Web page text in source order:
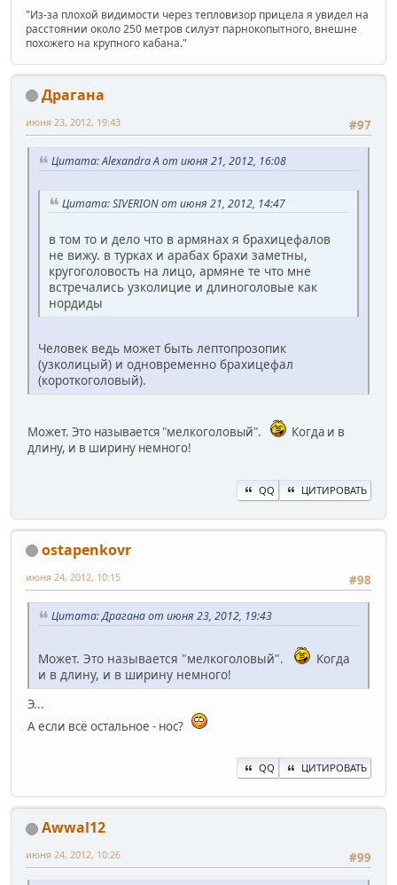
"Из-за плохой видимости через тепловизор прицела я увидел на
расстоянии около 250 метров силуэт парнокопытного, внешне
похожего на крупного кабана."
Драгана
#97
июня 23, 2012, 19:43
Цитата: Alexandra A от июня 21, 2012, 16:08
Цитата: SIVERION от июня 21, 2012, 14:47
в том то и дело что в армянах я брахицефалов
не вижу. в турках и арабах брахи заметны,
кругоголовость на лицо, армяне те что мне
встречались узколицие и длиноголовые как
нордиды
Человек ведь может быть лептопрозопик
(узколицый) и одновременно брахицефал
(короткоголовый).
Может. Это называется "мелкоголовый".
Когда и в
длину, и в ширину немного!
QQ ЦИТИРОВАТЬ
ostapenkovr
#98
июня 24, 2012, 10:15
Цитата: Драгана от июня 23, 2012, 19:43
Может. Это называется "мелкоголовый".
Когда
и в длину, и в ширину немного!
Э...
А если всё остальное - нос?
QQ ЦИТИРОВАТЬ
Awwal12
#99
июня 24, 2012, 10:26